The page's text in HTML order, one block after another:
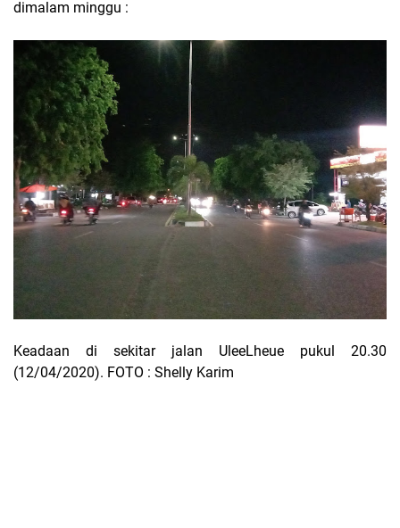
dimalam minggu :
Keadaan di sekitar jalan UleeLheue pukul 20.30
(12/04/2020). FOTO : Shelly Karim